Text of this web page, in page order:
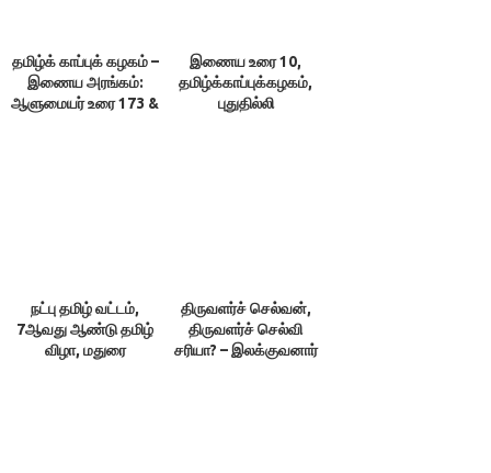
தமிழ்க் காப்புக் கழகம் –
இணைய அரங்கம்:
ஆளுமையர் உரை 173 &
இணைய உரை 10,
தமிழ்க்காப்புக்கழகம்,
புதுதில்லி
நட்பு தமிழ் வட்டம்,
7ஆவது ஆண்டு தமிழ்
விழா, மதுரை
திருவளர்ச் செல்வன்,
திருவளர்ச் செல்வி
சரியா? – இலக்குவனார்